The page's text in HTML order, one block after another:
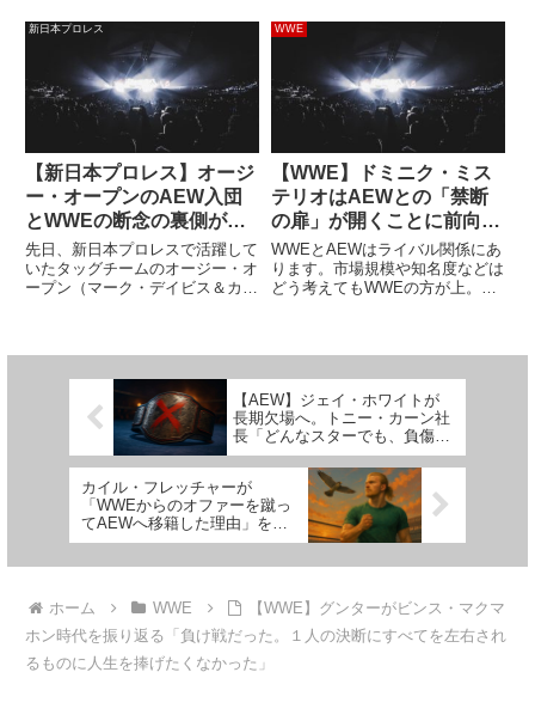
約し、タッグ戦線を盛り上げてき
た実力者。21世紀を代表するタ
ッグチームであることは間違いあ
りませんが、WWEがその才...
に素晴らしいことです。女子選手
たちの中には、かつて放送されて
いたWWE女子選手たちの番組
Total Divasのファンが...
新日本プロレス
【新日本プロレス】オージ
ー・オープンのAEW入団
とWWEの断念の裏側が報
じられる。トニー・カーン
社長はマーク・デイビスの
手術代を全額負担
先日、新日本プロレスで活躍して
いたタッグチームのオージー・オ
ープン（マーク・デイビス＆カイ
していました。Fightf...
WWE
【WWE】ドミニク・ミス
テリオはAEWとの「禁断
の扉」が開くことに前向
き。「HOOK」
WWEとAEWはライバル関係にあ
ります。市場規模や知名度などは
どう考えてもWWEの方が上。し
子ロイヤル・ラン...
【AEW】ジェイ・ホワイトが
長期欠場へ。トニー・カーン社
長「どんなスターでも、負傷す
れば計画を変更せざるを得な
い」
カイル・フレッチャーが
「WWEからのオファーを蹴っ
てAEWへ移籍した理由」を語
る。「WWEからの接触で、俺
ホーム
WWE
【WWE】グンターがビンス・マクマ
ホン時代を振り返る「負け戦だった。１人の決断にすべてを左右され
るものに人生を捧げたくなかった」